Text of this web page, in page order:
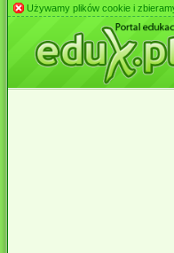
Używamy plików cookie i